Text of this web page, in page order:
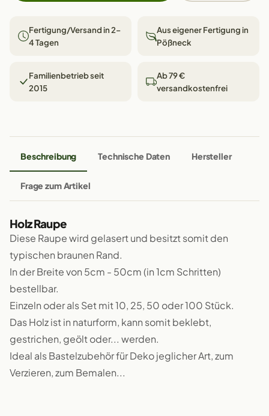
Fertigung/Versand in 2–
4 Tagen
Aus eigener Fertigung in
Pößneck
Familienbetrieb seit
2015
Ab 79 €
versandkostenfrei
Beschreibung Technische Daten Hersteller
Frage zum Artikel
Holz Raupe
Diese Raupe wird gelasert und besitzt somit den
typischen braunen Rand.
In der Breite von 5cm - 50cm (in 1cm Schritten)
bestellbar.
Einzeln oder als Set mit 10, 25, 50 oder 100 Stück.
Das Holz ist in naturform, kann somit beklebt,
gestrichen, geölt oder... werden.
Ideal als Bastelzubehör für Deko jeglicher Art, zum
Verzieren, zum Bemalen...